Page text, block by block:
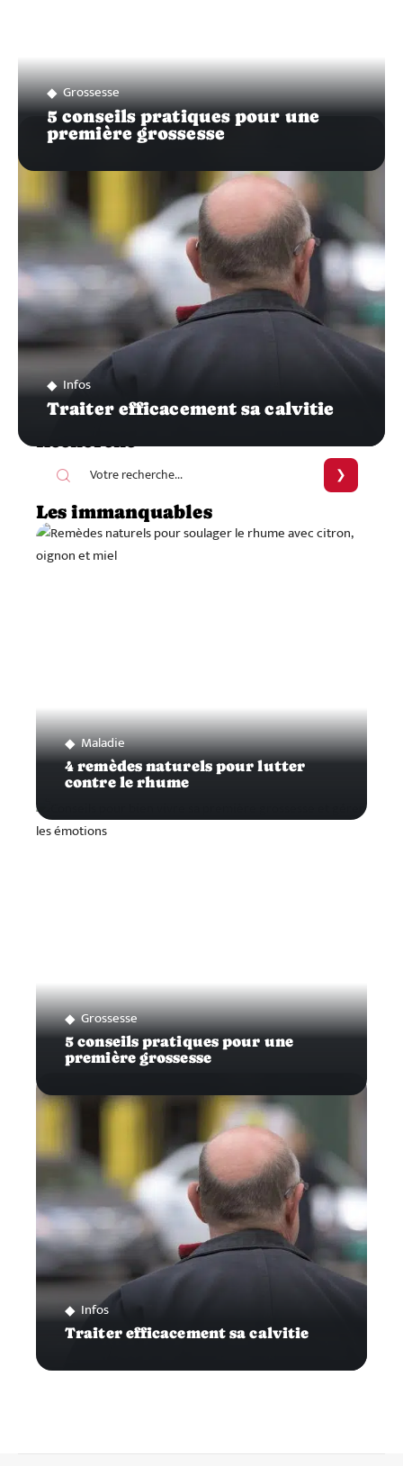
Grossesse
5 conseils pratiques pour une
première grossesse
Infos
Traiter efficacement sa calvitie
Recherche
Les immanquables
Maladie
4 remèdes naturels pour lutter
contre le rhume
Grossesse
5 conseils pratiques pour une
première grossesse
Infos
Traiter efficacement sa calvitie